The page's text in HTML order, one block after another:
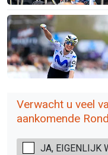
Verwacht u veel
aankomende
JA, EIGENLIJK